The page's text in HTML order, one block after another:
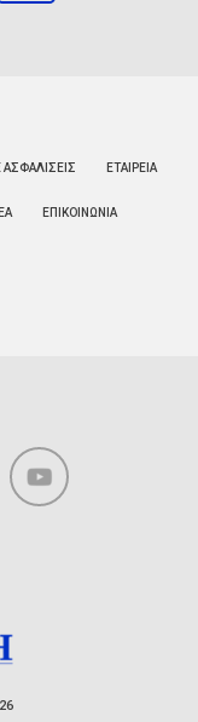
ΑΣΦΑΛΙΣΕΙΣ ΕΤΑΙΡΕΙΑ
ΕΠΙΚΟΙΝΩΝΙΑ